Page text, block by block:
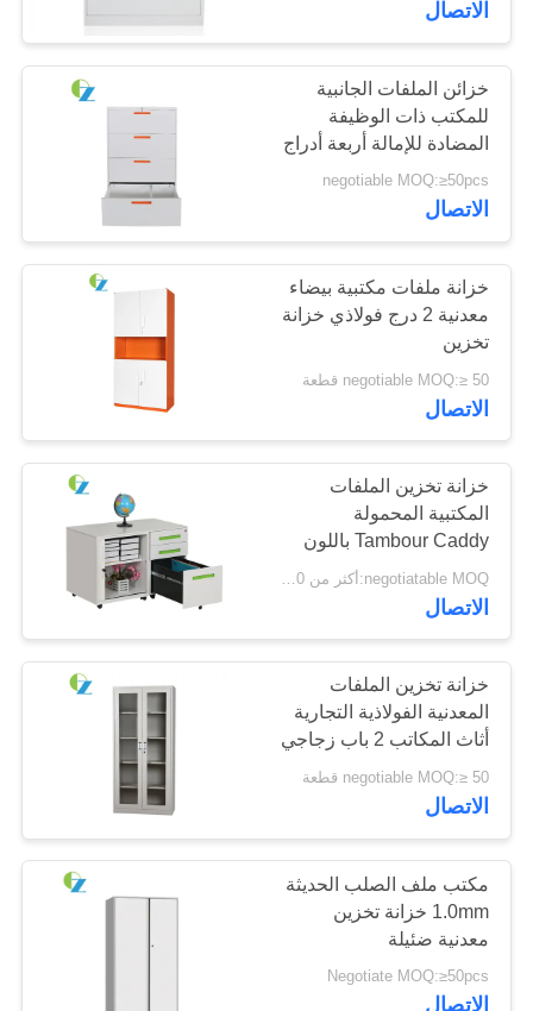
الاتصال
خزائن الملفات الجانبية
للمكتب ذات الوظيفة
المضادة للإمالة أربعة أدراج
للموظفين
negotiable MOQ:≥50pcs
الاتصال
خزانة ملفات مكتبية بيضاء
معدنية 2 درج فولاذي خزانة
تخزين
negotiable MOQ:≥ 50 قطعة
الاتصال
خزانة تخزين الملفات
المكتبية المحمولة
Tambour Caddy باللون
الأبيض
negotiatable MOQ:أكثر من 50 قطعة
الاتصال
خزانة تخزين الملفات
المعدنية الفولاذية التجارية
أثاث المكاتب 2 باب زجاجي
متأرجح
negotiable MOQ:≥ 50 قطعة
الاتصال
مكتب ملف الصلب الحديثة
1.0mm خزانة تخزين
معدنية ضئيلة
Negotiate MOQ:≥50pcs
الاتصال